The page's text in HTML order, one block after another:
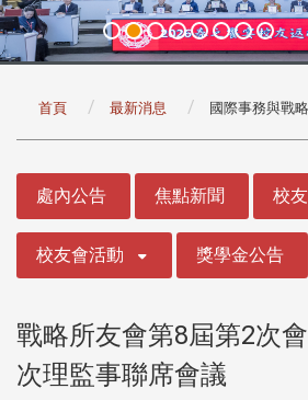
首頁 最新消息 國際事務與戰
處內公告 焦點新聞 校
校友會活動 獎學金公告
戰略所友會第8屆第2次
次理監事聯席會議